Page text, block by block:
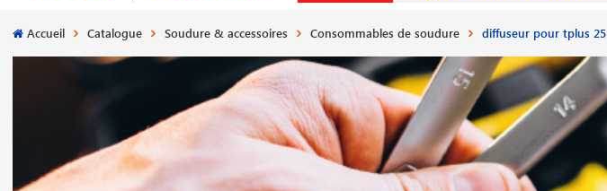
Accueil Catalogue Soudure & accessoires Consommables de soudure diffuseur pour tplus 25